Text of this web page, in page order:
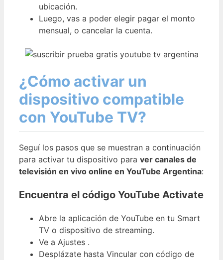
ubicación.
Luego, vas a poder elegir pagar el monto
mensual, o cancelar la cuenta.
¿Cómo activar un
dispositivo compatible
con YouTube TV?
Seguí los pasos que se muestran a continuación
para activar tu dispositivo para ver canales de
televisión en vivo online en YouTube Argentina:
Encuentra el código YouTube Activate
Abre la aplicación de YouTube en tu Smart
TV o dispositivo de streaming.
Ve a Ajustes .
Desplázate hasta Vincular con código de